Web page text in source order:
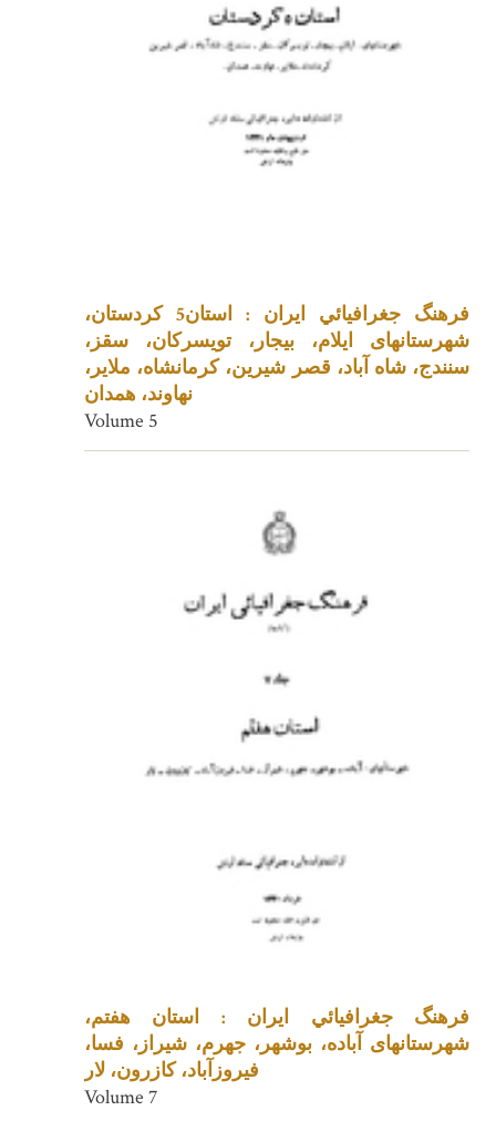
فرهنگ جغرافيائي ايران : استان5 کردستان،
شهرستانهای ایلام، بیجار، تویسرکان، سقز،
سنندج، شاه آباد، قصر شیرین، کرمانشاه، ملایر،
نهاوند، همدان
Volume 5
فرهنگ جغرافيائي ايران : استان هفتم،
شهرستانهای آباده، بوشهر، جهرم، شیراز، فسا،
فیروزآباد، کازرون، لار
Volume 7